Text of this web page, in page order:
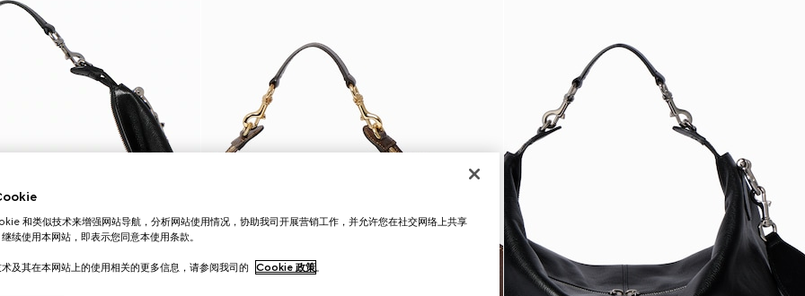
和类似技术来增强网站导航，分析网站使用情况，协助我司开展营销工作，并允许您在社交网络上共享
续使用本网站，即表示您同意本使用条款。
及其在本网站上的使用相关的更多信息，请参阅我司的 Cookie 政策。